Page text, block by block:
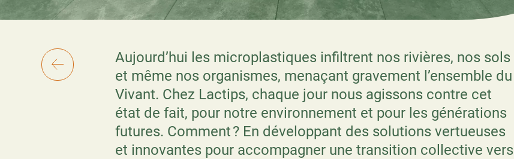
Aujourd’hui les microplastiques infiltrent nos rivières, nos sols
et même nos organismes, menaçant gravement l’ensemble du
Vivant. Chez Lactips, chaque jour nous agissons contre cet
état de fait, pour notre environnement et pour les générations
futures. Comment ? En développant des solutions vertueuses
et innovantes pour accompagner une transition collective vers